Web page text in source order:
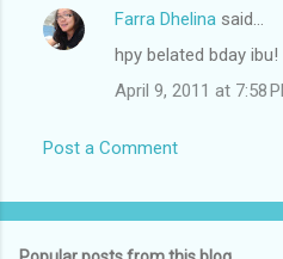
Farra Dhelina said…
hpy belated bday ibu!
April 9, 2011 at 7:58
Post a Comment